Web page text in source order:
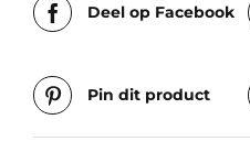
Deel op Facebook
Pin dit product